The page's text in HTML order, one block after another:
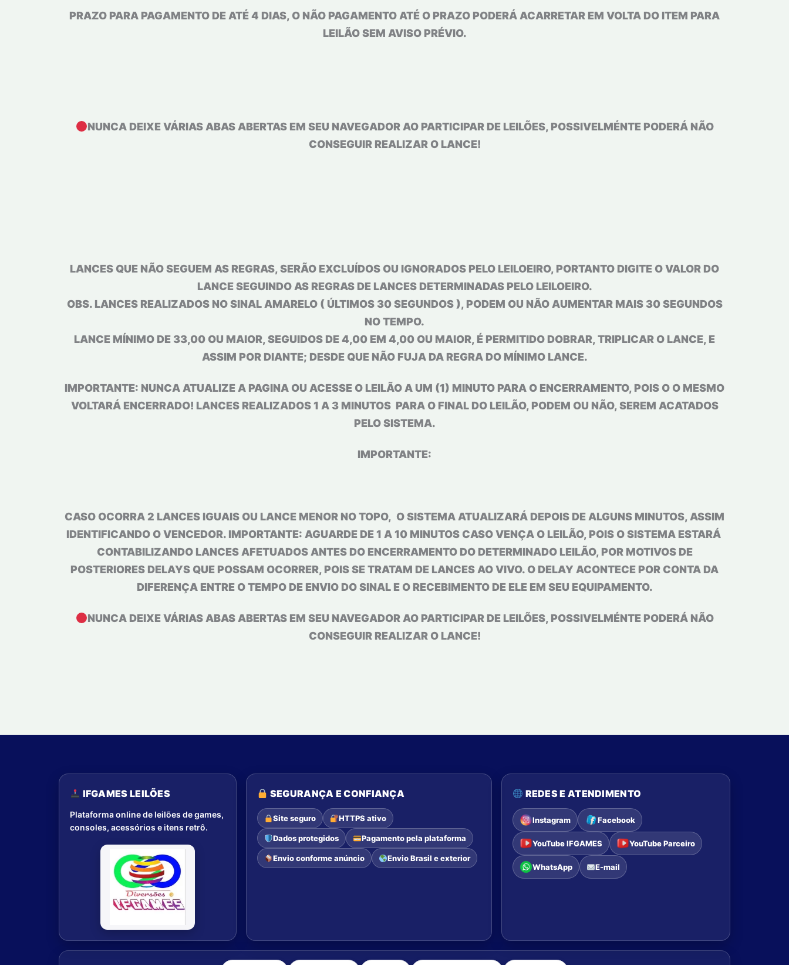
PRAZO PARA PAGAMENTO DE ATÉ 4 DIAS, O NÃO PAGAMENTO ATÉ O PRAZO PODERÁ ACARRETAR EM VOLTA DO ITEM PARA
LEILÃO SEM AVISO PRÉVIO.
NUNCA DEIXE VÁRIAS ABAS ABERTAS EM SEU NAVEGADOR AO PARTICIPAR DE LEILÕES, POSSIVELMÉNTE PODERÁ NÃO
CONSEGUIR REALIZAR O LANCE!
LANCES QUE NÃO SEGUEM AS REGRAS, SERÃO EXCLUÍDOS OU IGNORADOS PELO LEILOEIRO, PORTANTO DIGITE O VALOR DO
LANCE SEGUINDO AS REGRAS DE LANCES DETERMINADAS PELO LEILOEIRO.
OBS. LANCES REALIZADOS NO SINAL AMARELO ( ÚLTIMOS 30 SEGUNDOS ), PODEM OU NÃO AUMENTAR MAIS 30 SEGUNDOS
NO TEMPO.
LANCE MÍNIMO DE 33,00 OU MAIOR, SEGUIDOS DE 4,00 EM 4,00 OU MAIOR, É PERMITIDO DOBRAR, TRIPLICAR O LANCE, E
ASSIM POR DIANTE; DESDE QUE NÃO FUJA DA REGRA DO MÍNIMO LANCE.
IMPORTANTE: NUNCA ATUALIZE A PAGINA OU ACESSE O LEILÃO A UM (1) MINUTO PARA O ENCERRAMENTO, POIS O O MESMO
VOLTARÁ ENCERRADO! LANCES REALIZADOS 1 A 3 MINUTOS PARA O FINAL DO LEILÃO, PODEM OU NÃO, SEREM ACATADOS
PELO SISTEMA.
IMPORTANTE:
CASO OCORRA 2 LANCES IGUAIS OU LANCE MENOR NO TOPO, O SISTEMA ATUALIZARÁ DEPOIS DE ALGUNS MINUTOS, ASSIM
IDENTIFICANDO O VENCEDOR. IMPORTANTE: AGUARDE DE 1 A 10 MINUTOS CASO VENÇA O LEILÃO, POIS O SISTEMA ESTARÁ
CONTABILIZANDO LANCES AFETUADOS ANTES DO ENCERRAMENTO DO DETERMINADO LEILÃO, POR MOTIVOS DE
POSTERIORES DELAYS QUE POSSAM OCORRER, POIS SE TRATAM DE LANCES AO VIVO. O DELAY ACONTECE POR CONTA DA
DIFERENÇA ENTRE O TEMPO DE ENVIO DO SINAL E O RECEBIMENTO DE ELE EM SEU EQUIPAMENTO.
NUNCA DEIXE VÁRIAS ABAS ABERTAS EM SEU NAVEGADOR AO PARTICIPAR DE LEILÕES, POSSIVELMÉNTE PODERÁ NÃO
CONSEGUIR REALIZAR O LANCE!
IFGAMES LEILÕES
Plataforma online de leilões de games,
consoles, acessórios e itens retrô.
SEGURANÇA E CONFIANÇA
Site seguro HTTPS ativo
Dados protegidos Pagamento pela plataforma
Envio conforme anúncio Envio Brasil e exterior
REDES E ATENDIMENTO
Instagram Facebook
YouTube IFGAMES YouTube Parceiro
WhatsApp E-mail